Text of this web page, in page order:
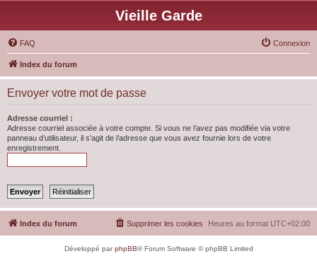
Vieille Garde
FAQ Connexion
Index du forum
Envoyer votre mot de passe
Adresse courriel :
Adresse courriel associée à votre compte. Si vous ne l’avez pas modifiée via votre
panneau d’utilisateur, il s’agit de l’adresse que vous avez fournie lors de votre
enregistrement.
Index du forum Heures au format UTC+02:00
Supprimer les cookies
Développé parphpBB® Forum Software © phpBB Limited